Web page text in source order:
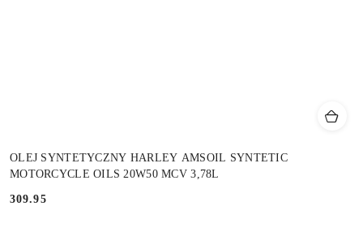
OLEJ SYNTETYCZNY HARLEY AMSOIL SYNTETIC
MOTORCYCLE OILS 20W50 MCV 3,78L
Cena:
309.95